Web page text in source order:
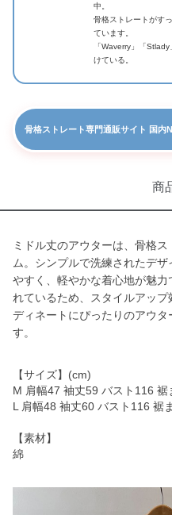
中。
骨格ストレートがす
ています。
「Waverry」「
けている。
骨格ストレート専門通販サイト 国内
商
ミドル丈のアウターは、骨格
ム。シンプルで洗練されたデ
やすく、軽やかな着心地が魅
れているため、スタイルアッ
ディネートにぴったりのアウ
す。
【サイズ】(cm)
M 肩幅47 袖丈59 バスト116 裾
L 肩幅48 袖丈60 バスト116 裾
【素材】
綿